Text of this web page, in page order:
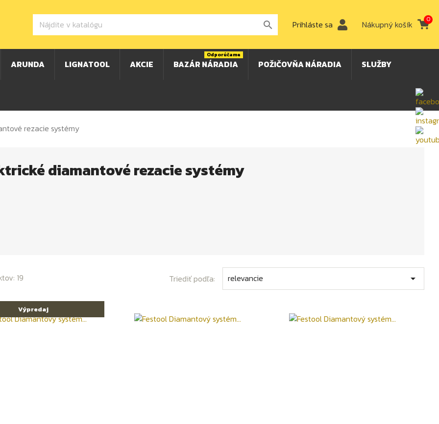
 Prihláste sa Nákupný košík 0
ARUNDA LIGNATOOL AKCIE BAZÁR NÁRADIA
Odporúčame
POŽIČOVŇA NÁRADIA SLUŽBY
rezacie systémy
diamantové rezacie systémy
19 Triediť podľa: relevancie 
Výpredaj